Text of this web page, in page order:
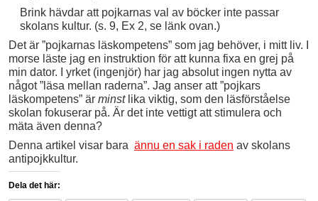
Brink hävdar att pojkarnas val av böcker inte passar
skolans kultur. (s. 9, Ex 2, se länk ovan.)
Det är ”pojkarnas läskompetens” som jag behöver, i mitt liv. I
morse läste jag en instruktion för att kunna fixa en grej på
min dator. I yrket (ingenjör) har jag absolut ingen nytta av
något ”läsa mellan raderna”. Jag anser att ”pojkars
läskompetens” är minstlika viktig, som den läsförståelse
skolan fokuserar på. Är det inte vettigt att stimulera och
mäta även denna?
Denna artikel visar bara ännu en sak i raden av skolans
antipojkkultur.
Dela det här: